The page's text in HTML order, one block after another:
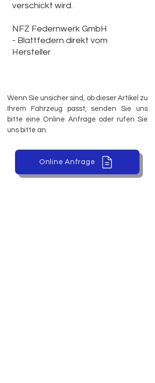
verschickt wird.
NFZ Federnwerk GmbH
- Blattfedern direkt vom
Hersteller
Wenn Sie unsicher sind, ob dieser Artikel zu
Ihrem Fahrzeug passt, senden Sie uns
bitte eine Online Anfrage oder rufen Sie
uns bitte an.
Online Anfrage